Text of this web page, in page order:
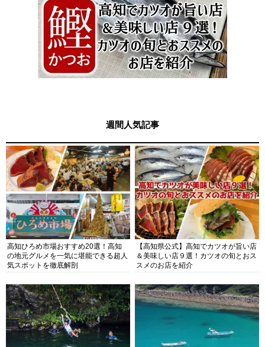
週間人気記事
高知ひろめ市場おすすめ20選！高知
の地元グルメを一気に堪能できる超人
気スポットを徹底解剖
【高知県公式】高知でカツオが旨い店
＆美味しい店９選！カツオの旬とおス
スメのお店を紹介